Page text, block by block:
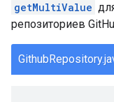
getMultiValue
репозиториев